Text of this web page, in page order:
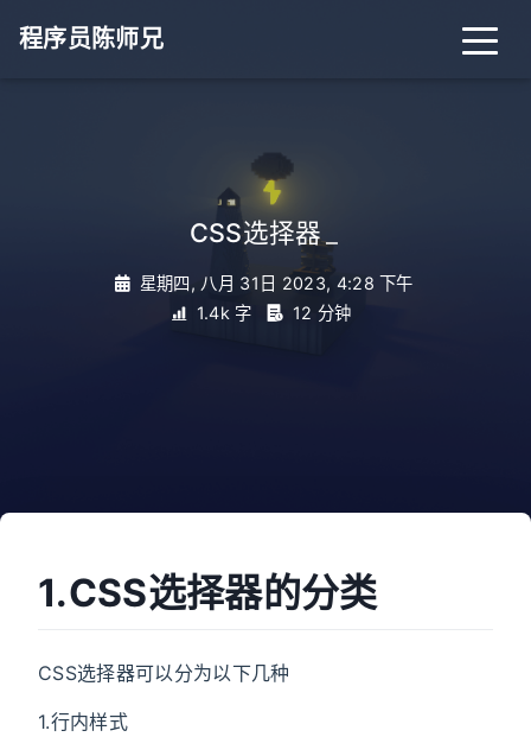
程序员陈师兄
CSS选择器
星期四, 八月 31日 2023, 4:28 下午
1.4k 字
12 分钟
1.CSS选择器的分类
CSS选择器可以分为以下几种
1.行内样式